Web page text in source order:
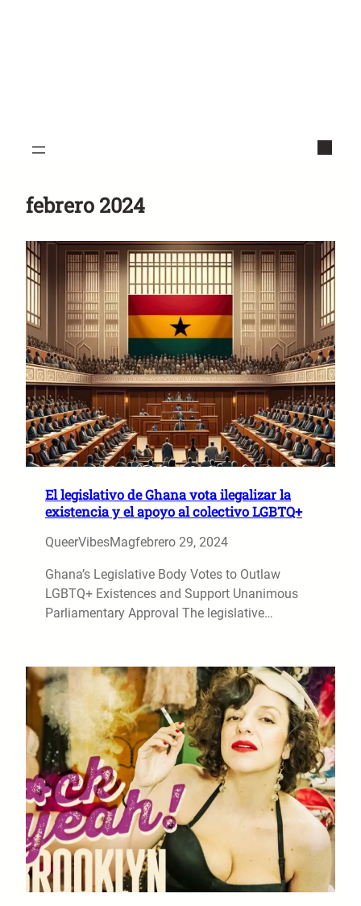
febrero 2024
El legislativo de Ghana vota ilegalizar la
existencia y el apoyo al colectivo LGBTQ+
QueerVibesMagfebrero 29, 2024
Ghana’s Legislative Body Votes to Outlaw
LGBTQ+ Existences and Support Unanimous
Parliamentary Approval The legislative…